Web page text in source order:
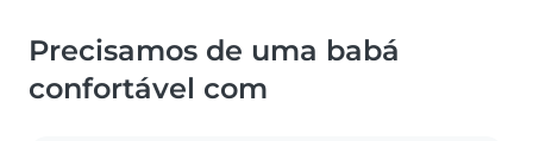
Precisamos de uma babá
confortável com